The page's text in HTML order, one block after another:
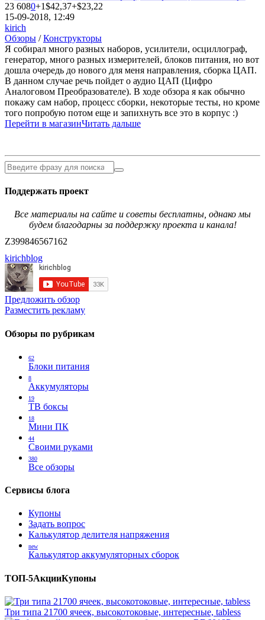
23 6080+1$42,37+$23,22
15-09-2018, 12:49
kirich
Обзоры /Конструкторы
Я собирал много разных наборов, усилители, осциллограф,
генератор, много разных измерителей, блоков питания, но вот
дошла очередь до нового для меня направления, сборка ЦАП.
В данном случае речь пойдет о аудио ЦАП (Цифро
Аналоговом Преобразователе). В ходе обзора я как обычно
покажу сам набор, процесс сборки, некоторые тесты, но кроме
того попробую потом еще и запихнуть все это в корпус :)
Перейти в магазинЧитать дальше
Поддержать проект
Все материалы на сайте и советы бесплатны, однако мы
будем благодарны за поддержку проекта и канала!
Z399846567162
kirichblog
Предложить обзор
Разместить рекламу
Обзоры по рубрикам
62
Блоки питания
8
Аккумуляторы
19
ТВ боксы
18
Мини ПК
44
Своими руками
380
Все обзоры
Сервисы блога
Купоны
Задать вопрос
Калькулятор делителя напряжения
new
Калькулятор аккумуляторных сборок
ТОП-5АкцииКупоны
Три типа 21700 ячеек, высокотоковые, интересные, tabless